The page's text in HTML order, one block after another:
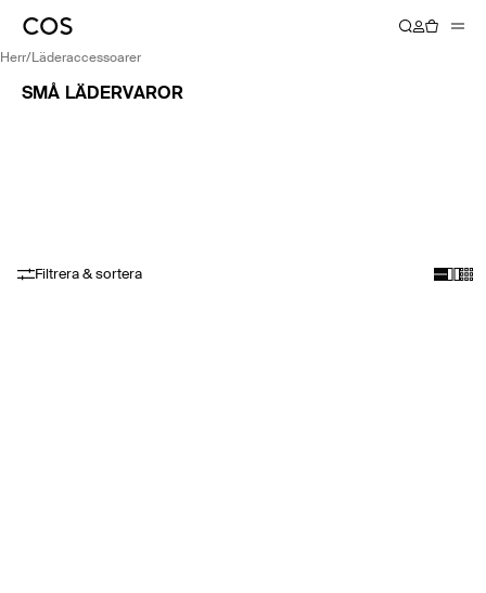
herr/ läderaccessoarer
SMÅ LÄDERVAROR
Filtrera & sortera